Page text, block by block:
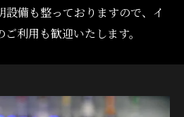
設備も整っておりますので、イ
利用も歓迎いたします。